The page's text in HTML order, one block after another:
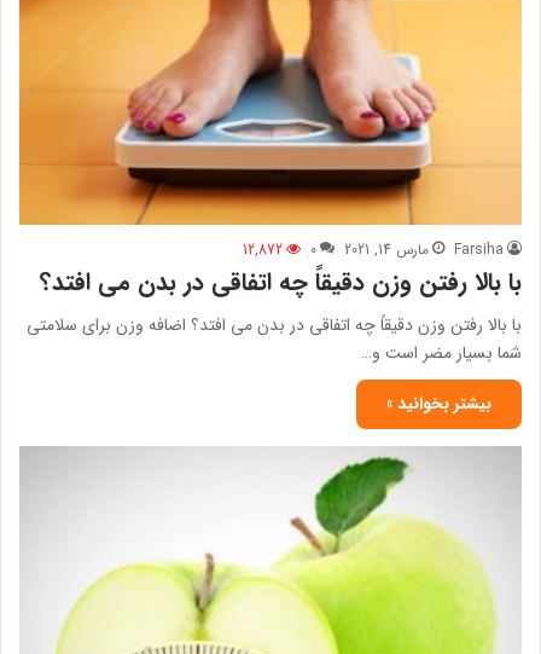
Farsiha مارس 14, 2021 0
12,872
با بالا رفتن وزن دقیقاً چه اتفاقی در بدن می افتد؟
با بالا رفتن وزن دقیقاً چه اتفاقی در بدن می افتد؟ اضافه وزن برای سلامتی
شما بسیار مضر است و…
بیشتر بخوانید »